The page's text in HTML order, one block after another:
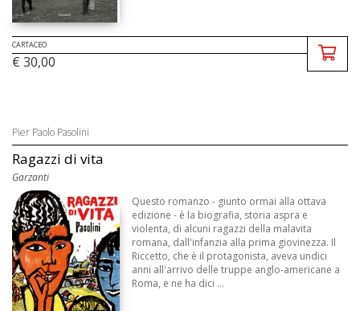
CARTACEO
€ 30,00
Pier Paolo Pasolini
Ragazzi di vita
Garzanti
Questo romanzo - giunto ormai alla ottava
edizione - è la biografia, storia aspra e
violenta, di alcuni ragazzi della malavita
romana, dall'infanzia alla prima giovinezza. Il
Riccetto, che è il protagonista, aveva undici
anni all'arrivo delle truppe anglo-americane a
Roma, e ne ha dici ...